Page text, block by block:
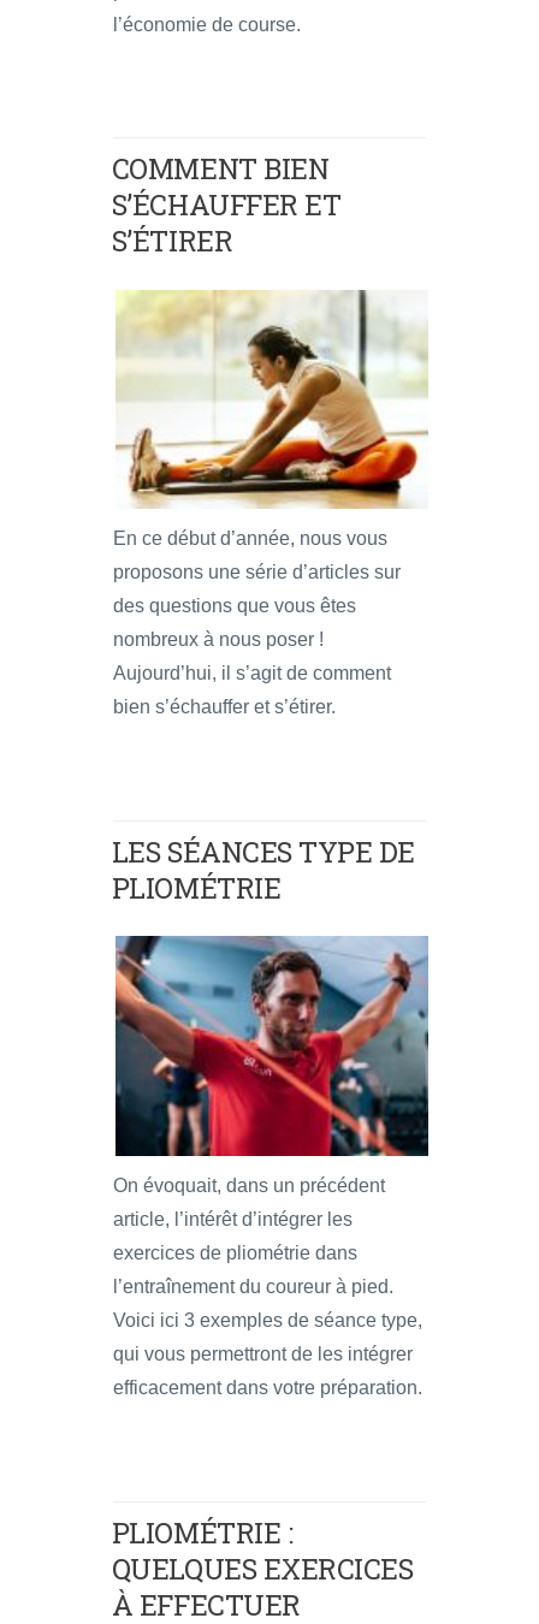
l’économie de course.
COMMENT BIEN
S’ÉCHAUFFER ET
S’ÉTIRER
En ce début d’année, nous vous
proposons une série d’articles sur
des questions que vous êtes
nombreux à nous poser !
Aujourd’hui, il s’agit de comment
bien s’échauffer et s’étirer.
LES SÉANCES TYPE DE
PLIOMÉTRIE
On évoquait, dans un précédent
article, l’intérêt d’intégrer les
exercices de pliométrie dans
l’entraînement du coureur à pied.
Voici ici 3 exemples de séance type,
qui vous permettront de les intégrer
efficacement dans votre préparation.
PLIOMÉTRIE :
QUELQUES EXERCICES
À EFFECTUER